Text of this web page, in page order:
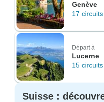
Genève
17 circuits
Départ à
Lucerne
15 circuits
Suisse :